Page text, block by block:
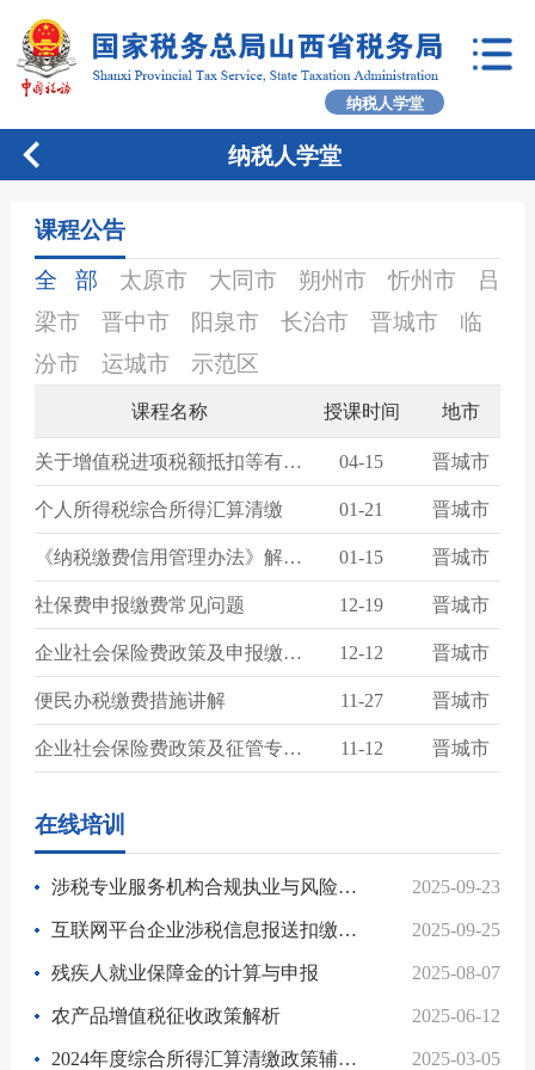
纳税人学堂
纳税人学堂
课程公告
全 部
太原市 大同市 朔州市 忻州市
吕
梁市
晋中市 阳泉市 长治市 晋城市
临
汾市
运城市 示范区
课程名称 授课时间 地市
关于增值税进项税额抵扣等有关事项培训 04-15 晋城市
个人所得税综合所得汇算清缴 01-21 晋城市
《纳税缴费信用管理办法》解读及修复实操培训 01-15 晋城市
社保费申报缴费常见问题 12-19 晋城市
企业社会保险费政策及申报缴费培训 12-12 晋城市
便民办税缴费措施讲解 11-27 晋城市
企业社会保险费政策及征管专题介绍 11-12 晋城市
在线培训
涉税专业服务机构合规执业与风险管理 2025-09-23
互联网平台企业涉税信息报送扣缴申报及代办申报政策辅导 2025-09-25
残疾人就业保障金的计算与申报 2025-08-07
农产品增值税征收政策解析 2025-06-12
2024年度综合所得汇算清缴政策辅导与申报指引 2025-03-05